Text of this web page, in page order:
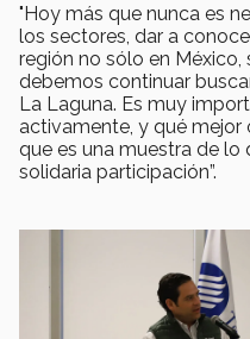
"Hoy más que nunca es
los sectores, dar a
región no sólo en
debemos continuar
La Laguna. Es muy
activamente, y qué
que es una muestra de lo
solidaria participación”.